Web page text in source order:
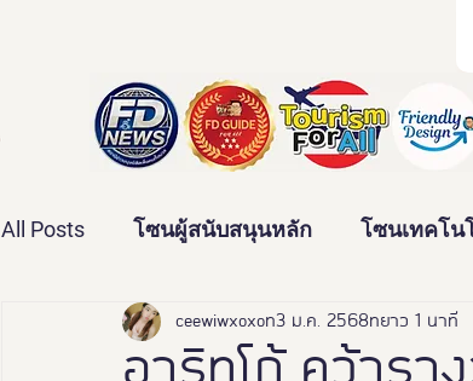
All Posts โซนผู้สนับสนุนหลัก โซนเทคโน
เทคโนโลยีเพื่อสุขภาพ วัฒนธรรม และสิ
อาริทโก้ คว้ารา
ceewiwxoxo 3 ม.ค. 2568 ยาว 1 นาที